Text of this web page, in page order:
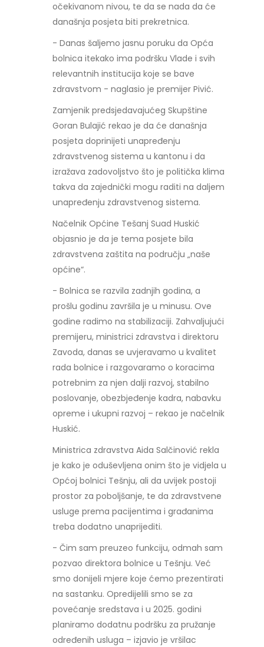
očekivanom nivou, te da se nada da će
današnja posjeta biti prekretnica.
- Danas šaljemo jasnu poruku da Opća
bolnica itekako ima podršku Vlade i svih
relevantnih institucija koje se bave
zdravstvom - naglasio je premijer Pivić.
Zamjenik predsjedavajućeg Skupštine
Goran Bulajić rekao je da će današnja
posjeta doprinijeti unapređenju
zdravstvenog sistema u kantonu i da
izražava zadovoljstvo što je politička klima
takva da zajednički mogu raditi na daljem
unapređenju zdravstvenog sistema.
Načelnik Općine Tešanj Suad Huskić
objasnio je da je tema posjete bila
zdravstvena zaštita na području „naše
općine“.
- Bolnica se razvila zadnjih godina, a
prošlu godinu završila je u minusu. Ove
godine radimo na stabilizaciji. Zahvaljujući
premijeru, ministrici zdravstva i direktoru
Zavoda, danas se uvjeravamo u kvalitet
rada bolnice i razgovaramo o koracima
potrebnim za njen dalji razvoj, stabilno
poslovanje, obezbjeđenje kadra, nabavku
opreme i ukupni razvoj – rekao je načelnik
Huskić.
Ministrica zdravstva Aida Salčinović rekla
je kako je oduševljena onim što je vidjela u
Općoj bolnici Tešnju, ali da uvijek postoji
prostor za poboljšanje, te da zdravstvene
usluge prema pacijentima i građanima
treba dodatno unaprijediti.
- Čim sam preuzeo funkciju, odmah sam
pozvao direktora bolnice u Tešnju. Već
smo donijeli mjere koje ćemo prezentirati
na sastanku. Opredijelili smo se za
povećanje sredstava i u 2025. godini
planiramo dodatnu podršku za pružanje
određenih usluga – izjavio je vršilac